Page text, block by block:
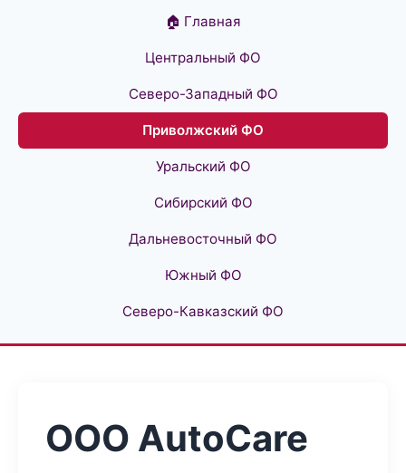
🏠 Главная
Центральный ФО
Северо-Западный ФО
Приволжский ФО
Уральский ФО
Сибирский ФО
Дальневосточный ФО
Южный ФО
Северо-Кавказский ФО
ООО AutoCare